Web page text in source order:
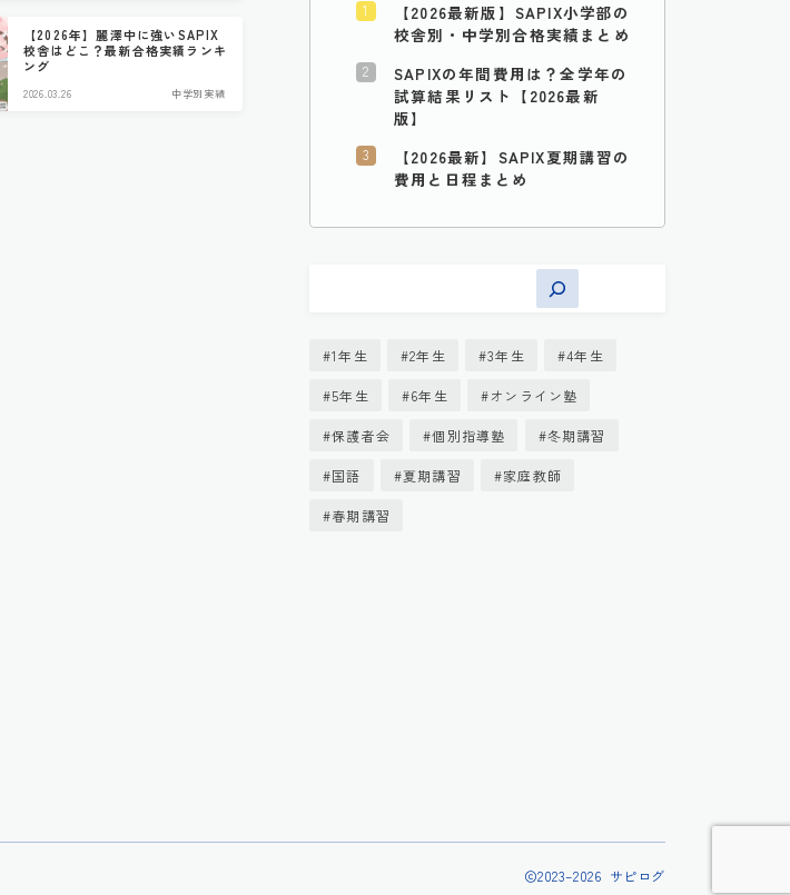
【2026年】麗澤中に強いSAPIX
校舎はどこ？最新合格実績ランキ
ング
2026.03.26 中学別実績
【2026最新版】SAPIX小学部の
校舎別・中学別合格実績まとめ
SAPIXの年間費用は？全学年の
試算結果リスト【2026最新
版】
【2026最新】SAPIX夏期講習の
費用と日程まとめ
1年生 2年生 3年生 4年生
5年生 6年生 オンライン塾
保護者会 個別指導塾 冬期講習
国語 夏期講習 家庭教師
春期講習
2023–2026 サピログ